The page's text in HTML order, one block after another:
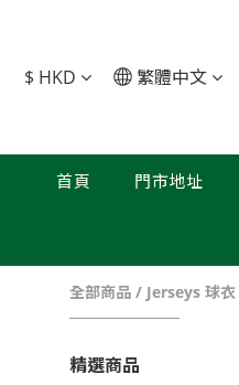
$ HKD 繁體中文
首頁 門市地址
全部商品 / Jerseys 球
精選商品